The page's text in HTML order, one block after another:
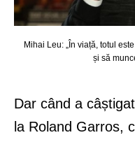
Mihai Leu: „În viață, totul
și să
Dar când a
la Roland Garros,